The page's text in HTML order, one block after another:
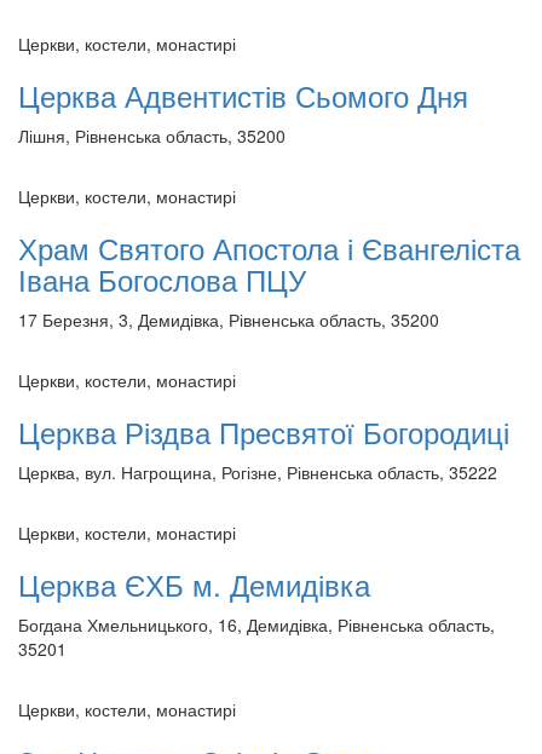
Церкви, костели, монастирі
Церква Адвентистів Сьомого Дня
Лішня, Рівненська область, 35200
Церкви, костели, монастирі
Храм Святого Апостола і Євангеліста
Івана Богослова ПЦУ
17 Березня, 3, Демидівка, Рівненська область, 35200
Церкви, костели, монастирі
Церква Різдва Пресвятої Богородиці
Церква, вул. Нагрощина, Рогізне, Рівненська область, 35222
Церкви, костели, монастирі
Церква ЄХБ м. Демидівка
Богдана Хмельницького, 16, Демидівка, Рівненська область,
35201
Церкви, костели, монастирі